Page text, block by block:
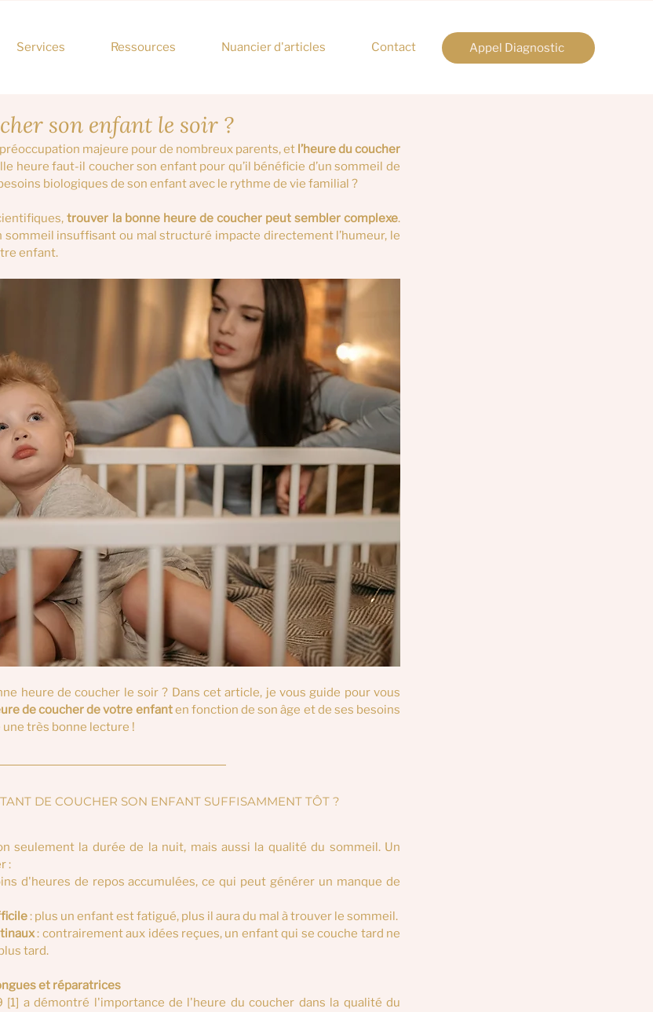
Services Ressources Nuancier d'articles Contact Appel Diagnostic
son enfant le soir ?
majeure pour de nombreux parents, et l’heure du coucher
heure faut-il coucher son enfant pour qu’il bénéficie d’un sommeil de
biologiques de son enfant avec le rythme de vie familial ?
trouver la bonne heure de coucher peut sembler complexe.
sommeil insuffisant ou mal structuré impacte directement l’humeur, le
enfant.
heure de coucher le soir ? Dans cet article, je vous guide pour vous
de coucher de votre enfant en fonction de son âge et de ses besoins
très bonne lecture !
DE COUCHER SON ENFANT SUFFISAMMENT TÔT ?
seulement la durée de la nuit, mais aussi la qualité du sommeil. Un
:
d'heures de repos accumulées, ce qui peut générer un manque de
: plus un enfant est fatigué, plus il aura du mal à trouver le sommeil.
: contrairement aux idées reçues, un enfant qui se couche tard ne
tard.
et réparatrices
a démontré l'importance de l'heure du coucher dans la qualité du